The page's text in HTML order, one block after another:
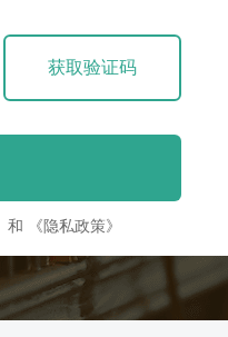
和 《隐私政策》